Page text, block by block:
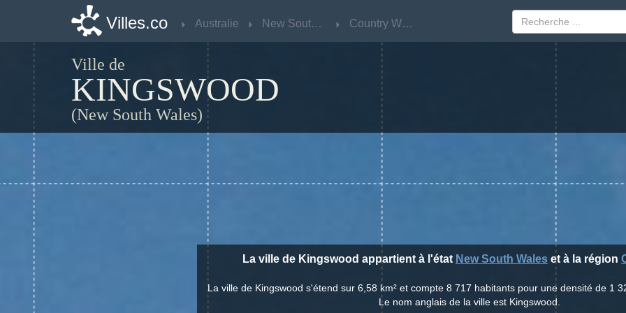
Villes.co Australie New South Wales Country West
Ville de
KINGSWOOD
(New South Wales)
La ville de Kingswood appartient à l'état New South Wales et à la région
La ville de Kingswood s'étend sur 6,58 km² et compte 8 717 habitants pour une densité de 1
Le nom anglais de la ville est Kingswood.
Villes.co Australie New South Wales Country West